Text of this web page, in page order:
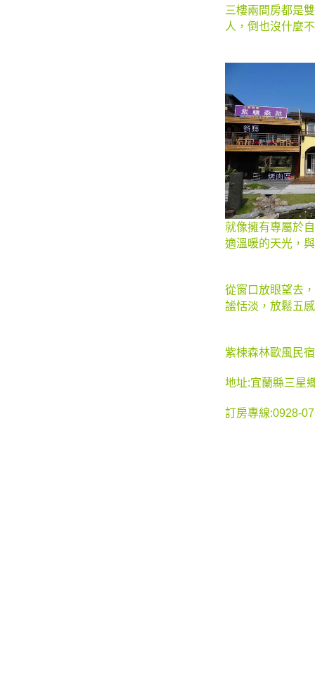
三樓兩間房都是
人，倒也沒什麼
就像擁有專屬於
適溫暖的天光，
從窗口放眼望去
謐恬淡，放鬆五
紫楝森林歐風民宿
地址:宜蘭縣三星
訂房專線:0928-